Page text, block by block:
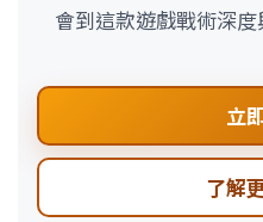
會到這款遊戲戰術深
立
了解